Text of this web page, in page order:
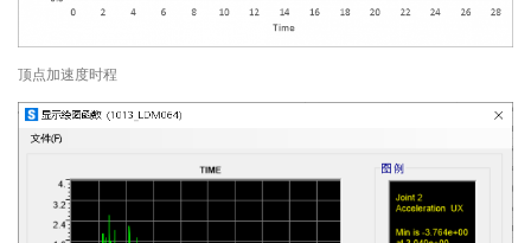
顶点加速度时程